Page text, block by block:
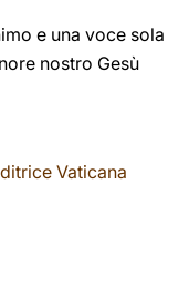
e una voce sola
nostro Gesù
Vaticana